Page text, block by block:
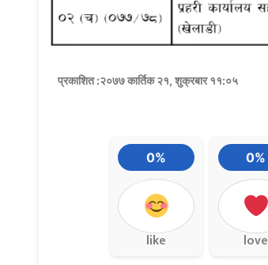
प्रकाशित :२०७७ कार्तिक २१, शुक्रबार ११:०५
0%
like
0%
love